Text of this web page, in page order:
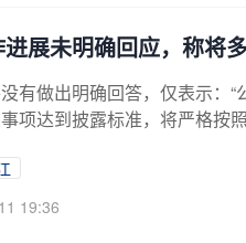
展未明确回应，称将
有做出明确回答，仅表示：“
项达到披露标准，将严格按
19:36